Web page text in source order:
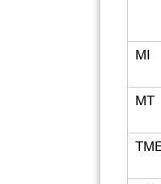
MI
MT